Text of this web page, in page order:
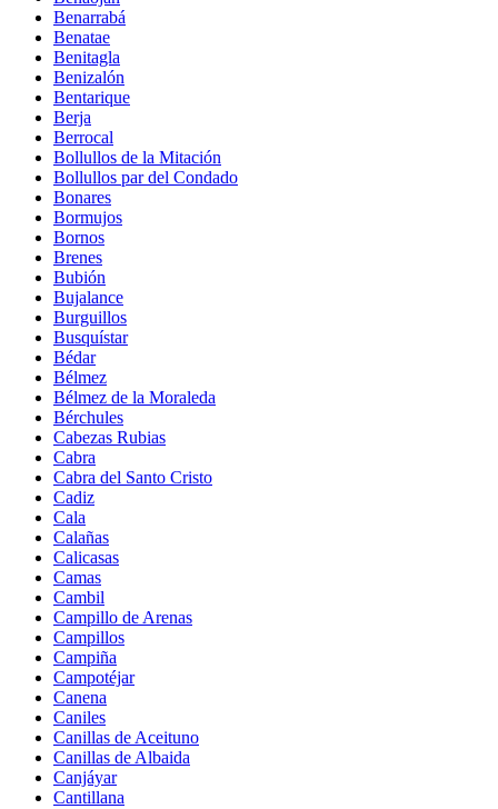
Benarrabá
Benatae
Benitagla
Benizalón
Bentarique
Berja
Berrocal
Bollullos de la Mitación
Bollullos par del Condado
Bonares
Bormujos
Bornos
Brenes
Bubión
Bujalance
Burguillos
Busquístar
Bédar
Bélmez
Bélmez de la Moraleda
Bérchules
Cabezas Rubias
Cabra
Cabra del Santo Cristo
Cadiz
Cala
Calañas
Calicasas
Camas
Cambil
Campillo de Arenas
Campillos
Campiña
Campotéjar
Canena
Caniles
Canillas de Aceituno
Canillas de Albaida
Canjáyar
Cantillana